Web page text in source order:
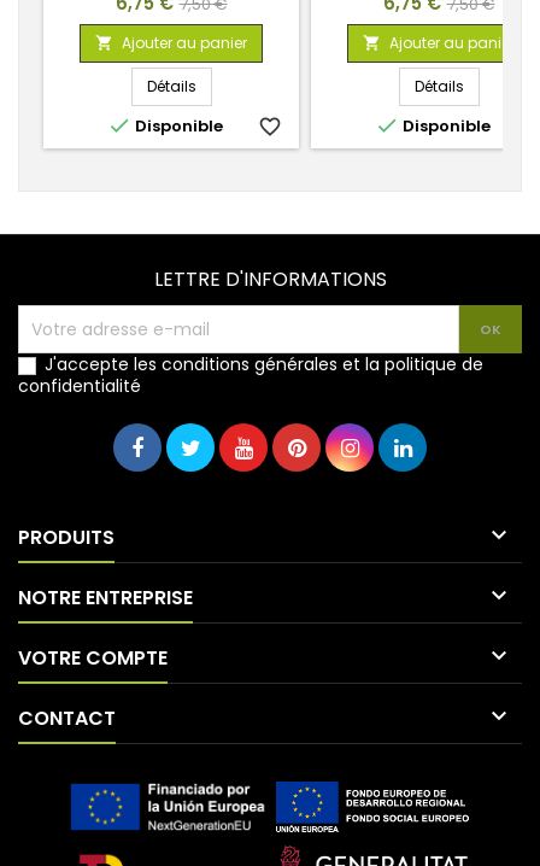
de
base
 Ajouter au panier
Détails
 Disponible favorite_border
de
base
 Ajouter au panier
Détails
 Disponible
LETTRE D'INFORMATIONS
J'accepte les conditions générales et la politique de
confidentialité
PRODUITS 
NOTRE ENTREPRISE 
VOTRE COMPTE 
CONTACT 